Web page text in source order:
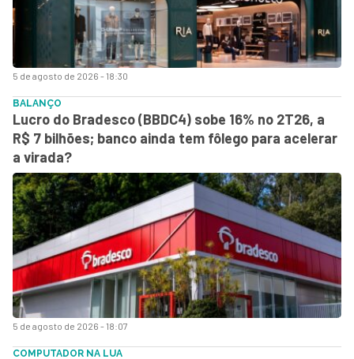
5 de agosto de 2026 - 18:30
5 de agosto de 2026 - 18:07
BALANÇO
Lucro do Bradesco (BBDC4) sobe 16% no 2T26, a
R$ 7 bilhões; banco ainda tem fôlego para acelerar
a virada?
COMPUTADOR NA LUA